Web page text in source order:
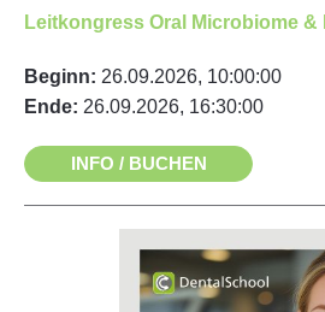
Leitkongress Oral Microbiome &
Beginn: 26.09.2026, 10:00:00
Ende: 26.09.2026, 16:30:00
INFO / BUCHEN